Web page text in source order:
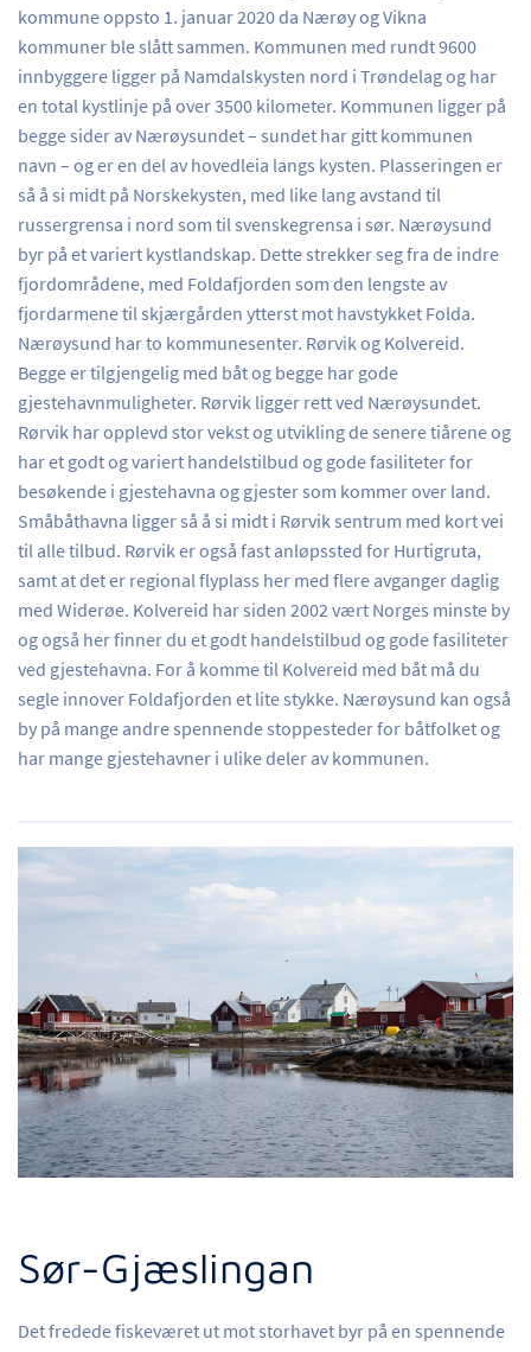
kommune oppsto 1. januar 2020 da Nærøy og Vikna
kommuner ble slått sammen. Kommunen med rundt 9600
innbyggere ligger på Namdalskysten nord i Trøndelag og har
en total kystlinje på over 3500 kilometer. Kommunen ligger på
begge sider av Nærøysundet – sundet har gitt kommunen
navn – og er en del av hovedleia langs kysten. Plasseringen er
så å si midt på Norskekysten, med like lang avstand til
russergrensa i nord som til svenskegrensa i sør. Nærøysund
byr på et variert kystlandskap. Dette strekker seg fra de indre
fjordområdene, med Foldafjorden som den lengste av
fjordarmene til skjærgården ytterst mot havstykket Folda.
Nærøysund har to kommunesenter. Rørvik og Kolvereid.
Begge er tilgjengelig med båt og begge har gode
gjestehavnmuligheter. Rørvik ligger rett ved Nærøysundet.
Rørvik har opplevd stor vekst og utvikling de senere tiårene og
har et godt og variert handelstilbud og gode fasiliteter for
besøkende i gjestehavna og gjester som kommer over land.
Småbåthavna ligger så å si midt i Rørvik sentrum med kort vei
til alle tilbud. Rørvik er også fast anløpssted for Hurtigruta,
samt at det er regional flyplass her med flere avganger daglig
med Widerøe. Kolvereid har siden 2002 vært Norges minste by
og også her finner du et godt handelstilbud og gode fasiliteter
ved gjestehavna. For å komme til Kolvereid med båt må du
segle innover Foldafjorden et lite stykke. Nærøysund kan også
by på mange andre spennende stoppesteder for båtfolket og
har mange gjestehavner i ulike deler av kommunen.
Sør-Gjæslingan
Det fredede fiskeværet ut mot storhavet byr på en spennende